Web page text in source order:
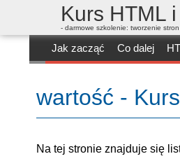
Kurs HTML
- darmowe szkolenie: tworzenie
Jak zacząć Co dalej
wartość -
Na tej stronie znajduje się